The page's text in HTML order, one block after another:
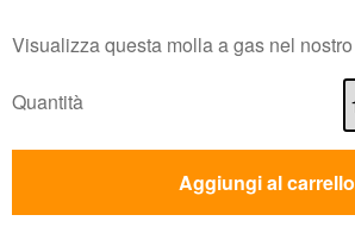
Visualizza questa molla a gas nel nostro
Quantità
Aggiungi al carrello